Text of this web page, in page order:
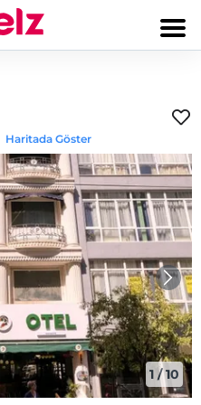
Haritada Göster
1 /10